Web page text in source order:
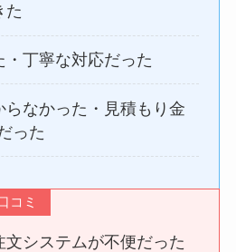
た
・丁寧な対応だった
らなかった・見積もり金
った
コミ
文システムが不便だった